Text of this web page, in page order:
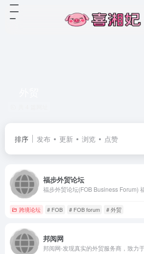
排序 发布 更新 浏览 点赞
福步外贸论坛
跨境论坛 # FOB # FOB forum # 外贸
邦阅网